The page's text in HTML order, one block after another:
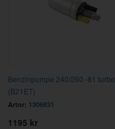
Benzinpumpe 240/260 -81 turbo
(B21ET)
Artnr: 1306831
1195 kr